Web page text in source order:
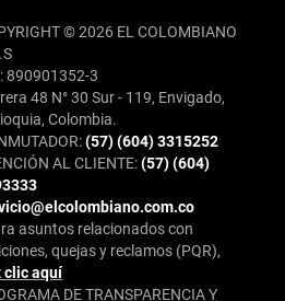
© 2026 EL COLOMBIANO
890901352-3
48 N° 30 Sur - 119, Envigado,
Colombia.
(57) (604) 3315252
AL CLIENTE:(57) (604)
asuntos relacionados con
quejas y reclamos (PQR),
clic aquí
DE TRANSPARENCIA Y